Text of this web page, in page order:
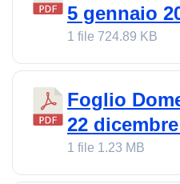
5 gennaio
1 file 724.89 KB
Foglio
22
1 file 1.23 MB